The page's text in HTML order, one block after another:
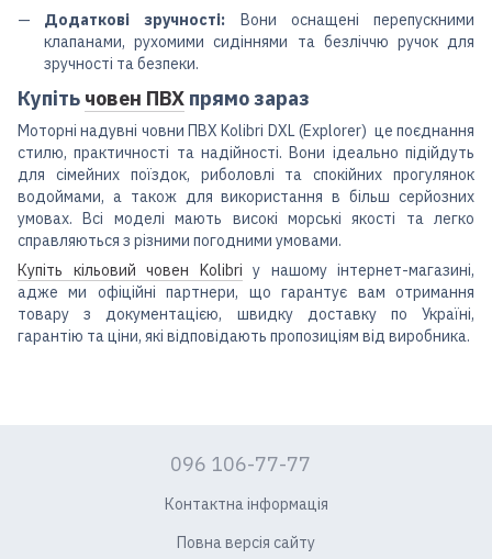
Додаткові зручності: Вони оснащені перепускними
клапанами, рухомими сидіннями та безліччю ручок для
зручності та безпеки.
Купіть човен ПВХ прямо зараз
Моторні надувні човни ПВХ Kolibri DXL (Explorer) це поєднання
стилю, практичності та надійності. Вони ідеально підійдуть
для сімейних поїздок, риболовлі та спокійних прогулянок
водоймами, а також для використання в більш серйозних
умовах. Всі моделі мають високі морські якості та легко
справляються з різними погодними умовами.
Купіть кільовий човен Kolibri у нашому інтернет-магазині,
адже ми офіційні партнери, що гарантує вам отримання
товару з документацією, швидку доставку по Україні,
гарантію та ціни, які відповідають пропозиціям від виробника.
096 106-77-77
Контактна інформація
Повна версія сайту